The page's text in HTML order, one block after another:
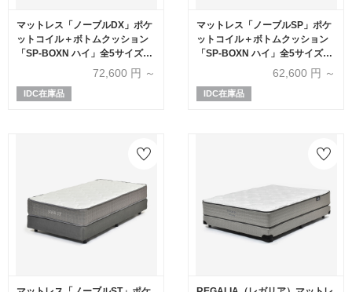
マットレス「ノーブルDX」ポケ
ットコイル＋ボトムクッション
「SP-BOXN ハイ」全5サイズ
【マットレス+ボトムのセット】
72,600 円 ～
IDC在庫品
マットレス「ノーブルSP」ポケ
ットコイル＋ボトムクッション
「SP-BOXN ハイ」全5サイズ
【マットレス+ボトムのセット】
62,600 円 ～
IDC在庫品